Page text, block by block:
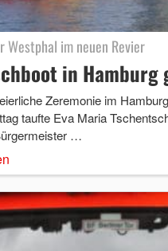
Westphal im neuen Revier
in
Zeremonie im
taufte Eva Maria
…